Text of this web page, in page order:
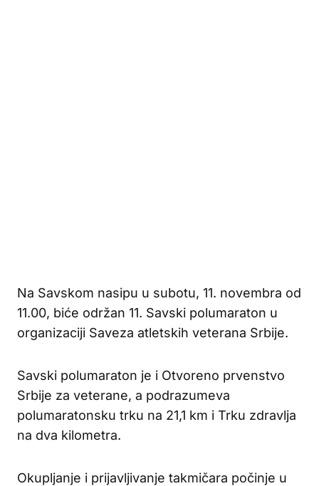
Na Savskom nasipu u subotu, 11. novembra od
11.00, biće održan 11. Savski polumaraton u
organizaciji Saveza atletskih veterana Srbije.
Savski polumaraton je i Otvoreno prvenstvo
Srbije za veterane, a podrazumeva
polumaratonsku trku na 21,1 km i Trku zdravlja
na dva kilometra.
Okupljanje i prijavljivanje takmičara počinje u